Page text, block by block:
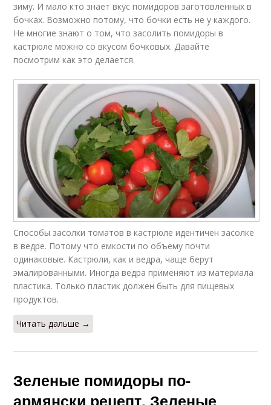
зиму. И мало кто знает вкус помидоров заготовленных в
бочках. Возможно потому, что бочки есть не у каждого.
Не многие знают о том, что засолить помидоры в
кастрюле можно со вкусом бочковых. Давайте
посмотрим как это делается.
Способы засолки томатов в кастрюле идентичен засолке
в ведре. Потому что емкости по объему почти
одинаковые. Кастрюли, как и ведра, чаще берут
эмалированными. Иногда ведра применяют из материала
пластика. Только пластик должен быть для пищевых
продуктов.
Читать дальше →
Зеленые помидоры по-